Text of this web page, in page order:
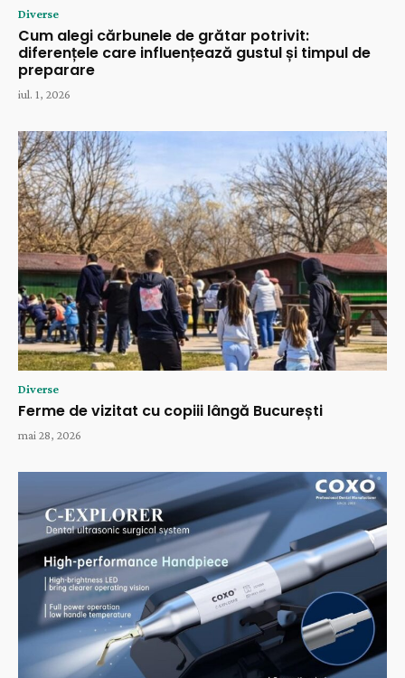
Diverse
Cum alegi cărbunele de grătar potrivit:
diferențele care influențează gustul și timpul de
preparare
iul. 1, 2026
Diverse
Ferme de vizitat cu copiii lângă București
mai 28, 2026